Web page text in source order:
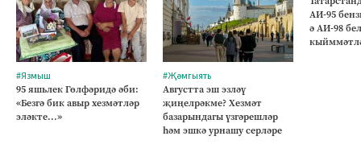
#Язмыш
95 яшьлек Гөлфәридә әби:
«Безгә бик авыр хезмәтләр
эләкте...»
#Җәмгыять
Августта эш эзләү
җиңелрәкме? Хезмәт
базарындагы үзгәрешләр
һәм эшкә урнашу серләре
АИ-95
ә АИ-98